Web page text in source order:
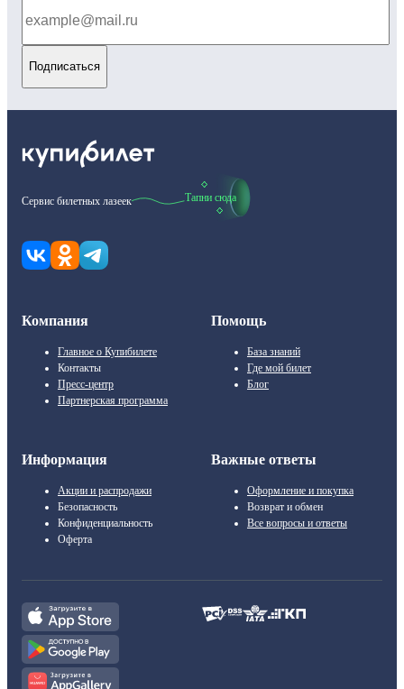
Подписаться
Сервис билетных лазеек Тапни сюда
Компания
Главное о Купибилете
Контакты
Пресс-центр
Партнерская программа
Помощь
База знаний
Где мой билет
Блог
Информация
Акции и распродажи
Безопасность
Конфиденциальность
Оферта
Важные ответы
Оформление и покупка
Возврат и обмен
Все вопросы и ответы